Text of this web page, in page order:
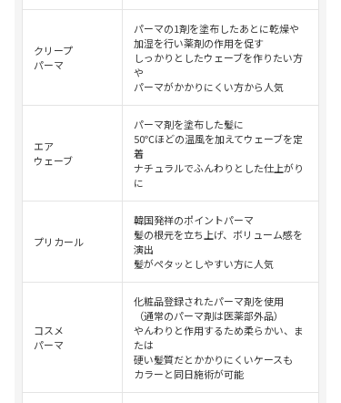
クリープ
パーマ
パーマの1剤を塗布したあとに乾燥や
加湿を行い薬剤の作用を促す
しっかりとしたウェーブを作りたい方
や
パーマがかかりにくい方から人気
エア
ウェーブ
パーマ剤を塗布した髪に
50℃ほどの温風を加えてウェーブを定
着
ナチュラルでふんわりとした仕上がり
に
プリカール
韓国発祥のポイントパーマ
髪の根元を立ち上げ、ボリューム感を
演出
髪がペタッとしやすい方に人気
コスメ
パーマ
化粧品登録されたパーマ剤を使用
（通常のパーマ剤は医薬部外品）
やんわりと作用するため柔らかい、ま
たは
硬い髪質だとかかりにくいケースも
カラーと同日施術が可能